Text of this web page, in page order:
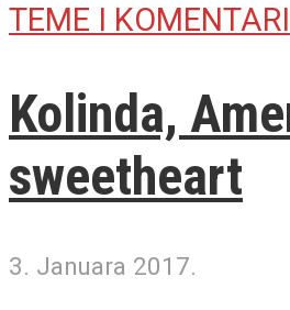
TEME I KOMENTARI
Kolinda,
sweetheart
3. Januara 2017.